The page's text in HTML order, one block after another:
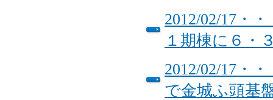
2012/02/17・
１期棟に６・
2012/02/17・
で金城ふ頭基